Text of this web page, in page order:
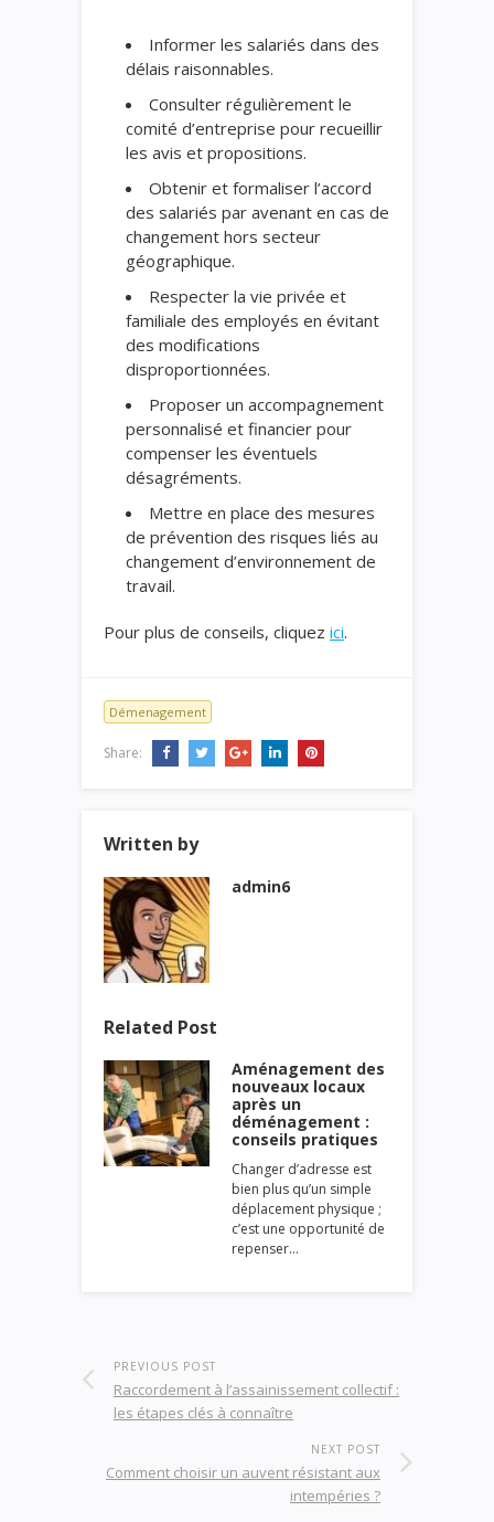
Informer les salariés dans des
délais raisonnables.
Consulter régulièrement le
comité d’entreprise pour recueillir
les avis et propositions.
Obtenir et formaliser l’accord
des salariés par avenant en cas de
changement hors secteur
géographique.
Respecter la vie privée et
familiale des employés en évitant
des modifications
disproportionnées.
Proposer un accompagnement
personnalisé et financier pour
compenser les éventuels
désagréments.
Mettre en place des mesures
de prévention des risques liés au
changement d’environnement de
travail.
Pour plus de conseils, cliquez ici.
Démenagement
Share:
Written by
admin6
Related Post
Aménagement des
nouveaux locaux
après un
déménagement :
conseils pratiques
Changer d’adresse est
bien plus qu’un simple
déplacement physique ;
c’est une opportunité de
repenser…
PREVIOUS POST
Raccordement à l’assainissement collectif :
les étapes clés à connaître
NEXT POST
Comment choisir un auvent résistant aux
intempéries ?